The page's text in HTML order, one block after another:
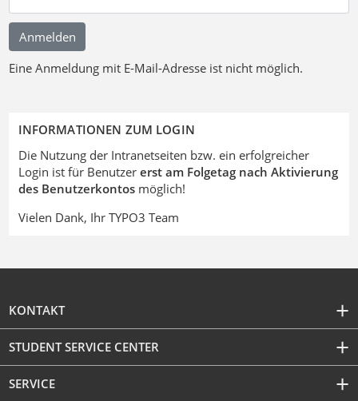
Eine Anmeldung mit E-Mail-Adresse ist nicht möglich.
INFORMATIONEN ZUM LOGIN
Die Nutzung der Intranetseiten bzw. ein erfolgreicher
Login ist für Benutzer erst am Folgetag nach Aktivierung
des Benutzerkontosmöglich!
Vielen Dank, Ihr TYPO3 Team
KONTAKT
STUDENT SERVICE CENTER
SERVICE